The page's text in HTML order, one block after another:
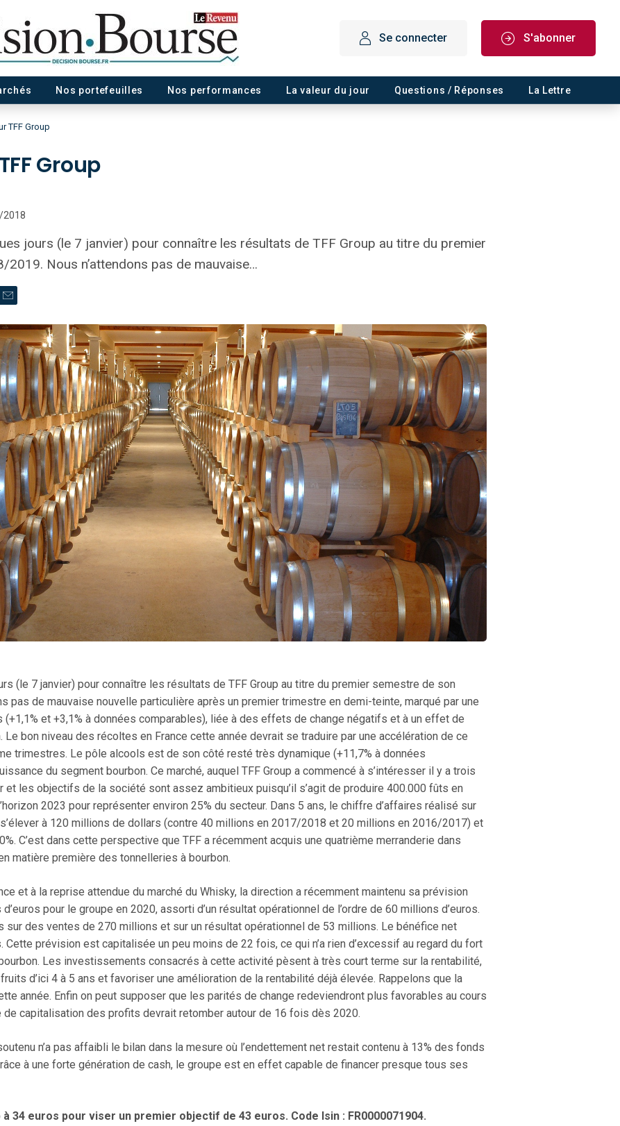
Se connecter S'abonner
Nos portefeuilles Nos performances La valeur du jour Questions / Réponses La Lettre
TFF Group
Group
2018
jours (le 7 janvier) pour connaître les résultats de TFF Group au titre du premier
Nous n’attendons pas de mauvaise…
(le 7 janvier) pour connaître les résultats de TFF Group au titre du premier semestre de son
pas de mauvaise nouvelle particulière après un premier trimestre en demi-teinte, marqué par une
et +3,1% à données comparables), liée à des effets de change négatifs et à un effet de
bon niveau des récoltes en France cette année devrait se traduire par une accélération de ce
trimestres. Le pôle alcools est de son côté resté très dynamique (+11,7% à données
du segment bourbon. Ce marché, auquel TFF Group a commencé à s’intéresser il y a trois
les objectifs de la société sont assez ambitieux puisqu’il s’agit de produire 400.000 fûts en
2023 pour représenter environ 25% du secteur. Dans 5 ans, le chiffre d’affaires réalisé sur
à 120 millions de dollars (contre 40 millions en 2017/2018 et 20 millions en 2016/2017) et
C’est dans cette perspective que TFF a récemment acquis une quatrième merranderie dans
matière première des tonnelleries à bourbon.
et à la reprise attendue du marché du Whisky, la direction a récemment maintenu sa prévision
pour le groupe en 2020, assorti d’un résultat opérationnel de l’ordre de 60 millions d’euros.
sur des ventes de 270 millions et sur un résultat opérationnel de 53 millions. Le bénéfice net
Cette prévision est capitalisée un peu moins de 22 fois, ce qui n’a rien d’excessif au regard du fort
Les investissements consacrés à cette activité pèsent à très court terme sur la rentabilité,
d’ici 4 à 5 ans et favoriser une amélioration de la rentabilité déjà élevée. Rappelons que la
année. Enfin on peut supposer que les parités de change redeviendront plus favorables au cours
capitalisation des profits devrait retomber autour de 16 fois dès 2020.
n’a pas affaibli le bilan dans la mesure où l’endettement net restait contenu à 13% des fonds
à une forte génération de cash, le groupe est en effet capable de financer presque tous ses
34 euros pour viser un premier objectif de 43 euros. Code Isin : FR0000071904.